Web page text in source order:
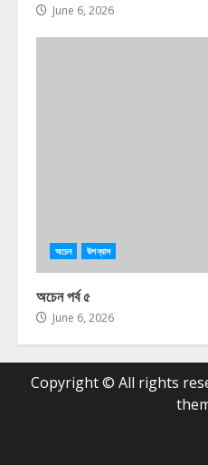
June 6, 2026
অচেন উপন্যাস
অচেন পর্ব ৫
June 6, 2026
Copyright © All rights